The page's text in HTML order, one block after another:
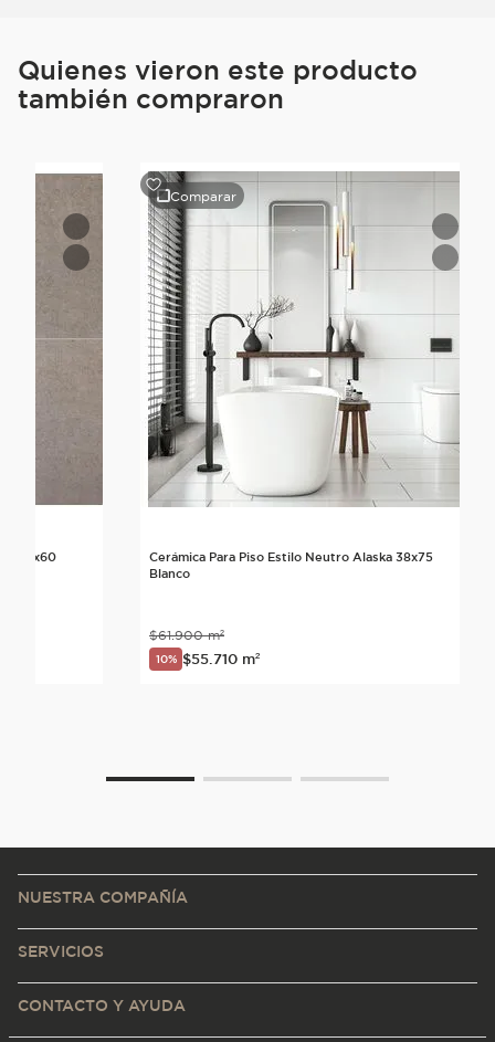
Quienes vieron este producto
también compraron
60x60
Comparar
Cerámica Para Piso Estilo Neutro Alaska 38x75
Blanco
$61.900 m²
10% $55 710 m²
NUESTRA COMPAÑÍA
SERVICIOS
CONTACTO Y AYUDA